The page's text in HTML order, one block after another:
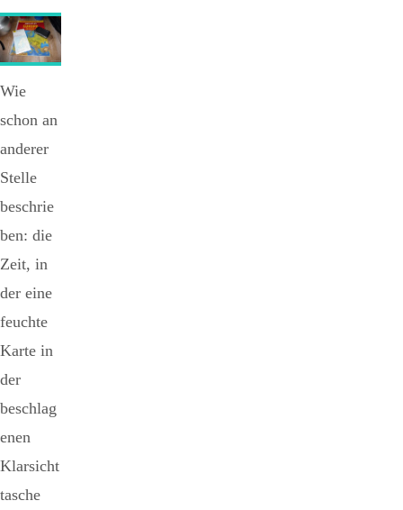
Wie
schon an
anderer
Stelle
beschrie
ben: die
Zeit, in
der eine
feuchte
Karte in
der
beschlag
enen
Klarsicht
tasche